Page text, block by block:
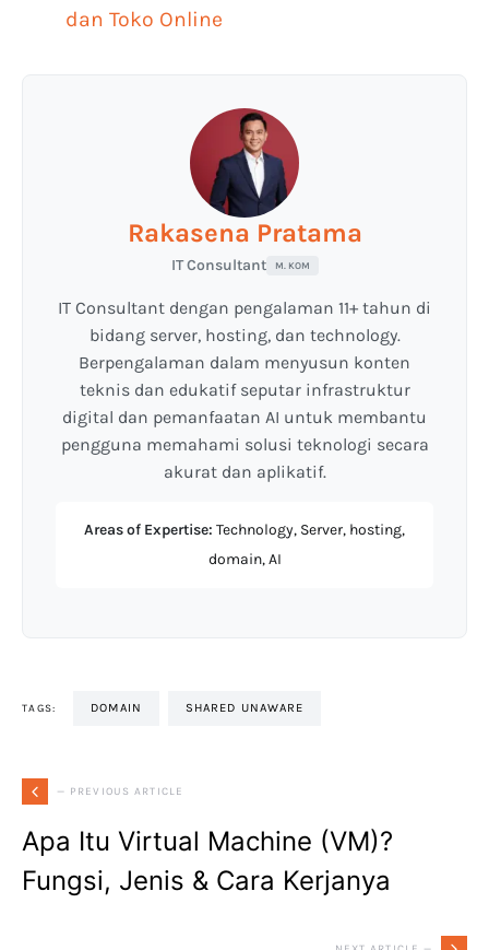
dan Toko Online
Rakasena Pratama
IT Consultant M. KOM
IT Consultant dengan pengalaman 11+ tahun di
bidang server, hosting, dan technology.
Berpengalaman dalam menyusun konten
teknis dan edukatif seputar infrastruktur
digital dan pemanfaatan AI untuk membantu
pengguna memahami solusi teknologi secara
akurat dan aplikatif.
Areas of Expertise: Technology, Server, hosting,
domain, AI
TAGS: DOMAIN SHARED UNAWARE
— PREVIOUS ARTICLE
Apa Itu Virtual Machine (VM)?
Fungsi, Jenis & Cara Kerjanya